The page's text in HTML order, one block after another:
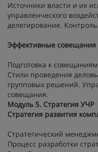
Источники власти и их
управленческого
делегирование.
Эффективные совещания
Подготовка к
Стили проведения
групповых решений.
совещания.
Модуль 5. Стратегия УЧР
Стратегия развития
Стратегический
Процесс разработки